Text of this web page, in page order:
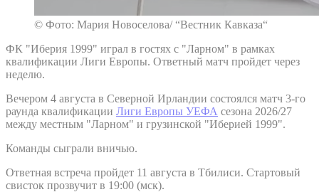
© Фото: Мария Новоселова/ “Вестник Кавказа“
ФК "Иберия 1999" играл в гостях с "Ларном" в рамках
квалификации Лиги Европы. Ответный матч пройдет через
неделю.
Вечером 4 августа в Северной Ирландии состоялся матч 3-го
раунда квалификации Лиги Европы УЕФА сезона 2026/27
между местным "Ларном" и грузинской "Иберией 1999".
Команды сыграли вничью.
Ответная встреча пройдет 11 августа в Тбилиси. Стартовый
свисток прозвучит в 19:00 (мск).